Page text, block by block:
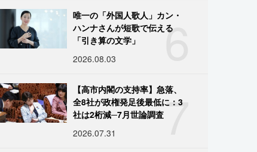
6
唯一の「外国人歌人」カン・
ハンナさんが短歌で伝える
「引き算の文学」
2026.08.03
7
【高市内閣の支持率】急落、
全8社が政権発足後最低に：3
社は2桁減─7月世論調査
2026.07.31